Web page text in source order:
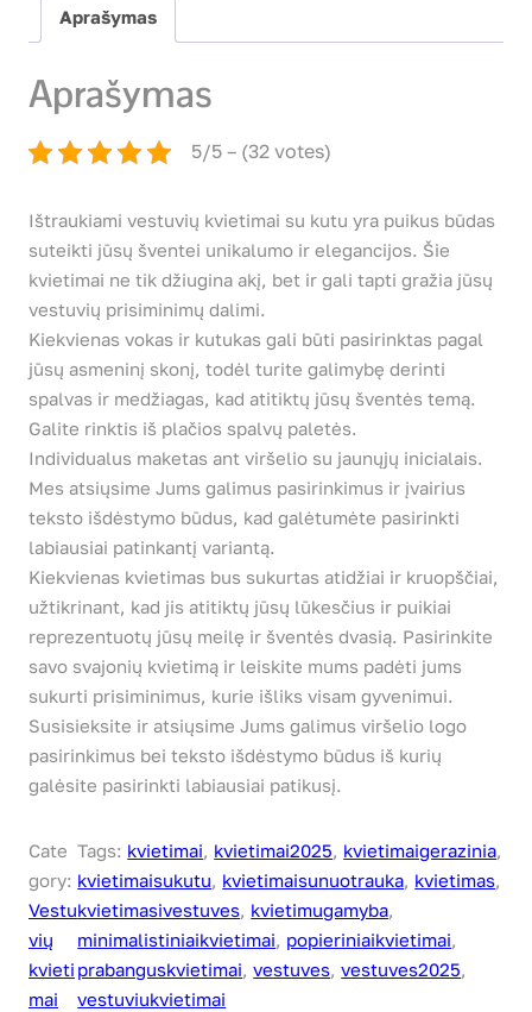
Aprašymas
Aprašymas
5/5 – (32 votes)
Ištraukiami vestuvių kvietimai su kutu yra puikus būdas
suteikti jūsų šventei unikalumo ir elegancijos. Šie
kvietimai ne tik džiugina akį, bet ir gali tapti gražia jūsų
vestuvių prisiminimų dalimi.
Kiekvienas vokas ir kutukas gali būti pasirinktas pagal
jūsų asmeninį skonį, todėl turite galimybę derinti
spalvas ir medžiagas, kad atitiktų jūsų šventės temą.
Galite rinktis iš plačios spalvų paletės.
Individualus maketas ant viršelio su jaunųjų inicialais.
Mes atsiųsime Jums galimus pasirinkimus ir įvairius
teksto išdėstymo būdus, kad galėtumėte pasirinkti
labiausiai patinkantį variantą.
Kiekvienas kvietimas bus sukurtas atidžiai ir kruopščiai,
užtikrinant, kad jis atitiktų jūsų lūkesčius ir puikiai
reprezentuotų jūsų meilę ir šventės dvasią. Pasirinkite
savo svajonių kvietimą ir leiskite mums padėti jums
sukurti prisiminimus, kurie išliks visam gyvenimui.
Susisieksite ir atsiųsime Jums galimus viršelio logo
pasirinkimus bei teksto išdėstymo būdus iš kurių
galėsite pasirinkti labiausiai patikusį.
Cate
gory:
Vestu
vių
kvieti
mai
Tags: kvietimai, kvietimai2025, kvietimaigerazinia
kvietimaisukutu, kvietimaisunuotrauka, kvietimas
kvietimasivestuves, kvietimugamyba
minimalistiniaikvietimai, popieriniaikvietimai
prabanguskvietimai, vestuves, vestuves2025
vestuviukvietimai